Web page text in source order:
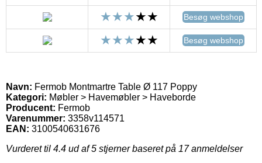
Besøg webshop
Besøg webshop
Navn: Fermob Montmartre Table Ø 117 Poppy
Kategori: Møbler > Havemøbler > Haveborde
Producent: Fermob
Varenummer: 3358v114571
EAN: 3100540631676
Vurderet til 4.4 ud af 5 stjerner baseret på 17anmeldelser